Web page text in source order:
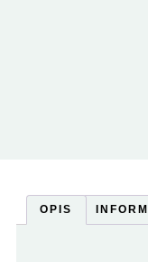
OPIS